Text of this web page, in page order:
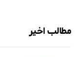
مطالب اخیر